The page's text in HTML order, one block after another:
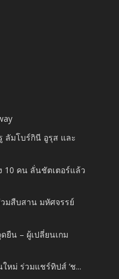
ลัมโบร์กินี อูรุส และ
10 คน ลั่นชัตเตอร์แล้ว
มสืบสาน มหัศจรรย์
ยืน – ผู้เปลี่ยนเกม
ใหม่ ร่วมแชร์ทิปส์ ‘ช...